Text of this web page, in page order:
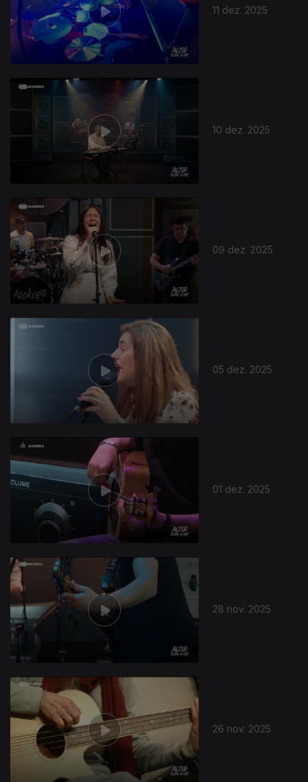
11 dez. 2025
10 dez. 2025
09 dez. 2025
05 dez. 2025
01 dez. 2025
28 nov. 2025
26 nov. 2025
892261